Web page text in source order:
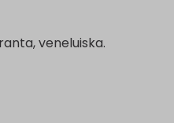
veneluiska.